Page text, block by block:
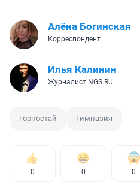
Алёна Богинская
Корреспондент
Илья Калинин
Журналист NGS.RU
Горностай Гимназия
0 0 0